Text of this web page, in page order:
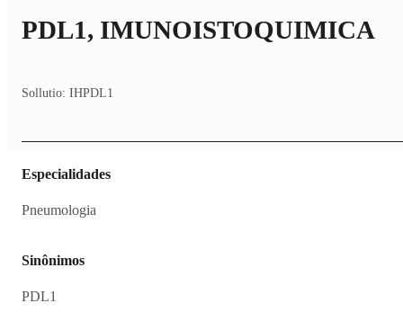
Sollutio: IHPDL1
PDL1, IMUNOISTOQUIMICA
Sinônimos
PDL1
Especialidades
Pneumologia